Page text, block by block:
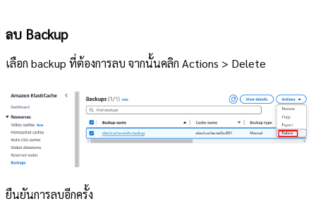
ลบ Backup
เลือก backup ที่ต้องการลบ จากนั้นคลิก Actions > Delete
ยืนยันการลบอีกครั้ง